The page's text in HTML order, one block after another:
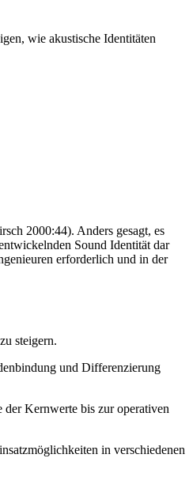
wie akustische Identitäten
2000:44). Anders gesagt, es
Sound Identität dar
erforderlich und in der
steigern.
und Differenzierung
Kernwerte bis zur operativen
in verschiedenen